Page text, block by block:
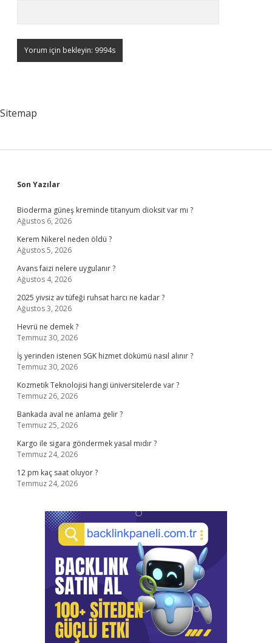
Sitemap
Sidebar
Son Yazılar
Bioderma güneş kreminde titanyum dioksit var mı ?
Ağustos 6, 2026
Kerem Nikerel neden öldü ?
Ağustos 5, 2026
Avans faizi nelere uygulanır ?
Ağustos 4, 2026
2025 yivsiz av tüfeği ruhsat harcı ne kadar ?
Ağustos 3, 2026
Hevrü ne demek ?
Temmuz 30, 2026
İş yerinden istenen SGK hizmet dökümü nasıl alınır ?
Temmuz 30, 2026
Kozmetik Teknolojisi hangi üniversitelerde var ?
Temmuz 26, 2026
Bankada aval ne anlama gelir ?
Temmuz 25, 2026
Kargo ile sigara göndermek yasal mıdır ?
Temmuz 24, 2026
12 pm kaç saat oluyor ?
Temmuz 24, 2026